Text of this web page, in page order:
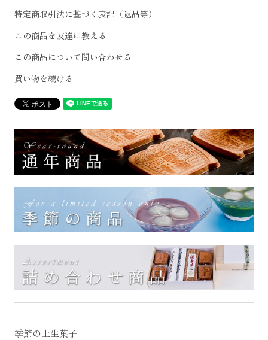
特定商取引法に基づく表記（返品等）
この商品を友達に教える
この商品について問い合わせる
買い物を続ける
季節の上生菓子